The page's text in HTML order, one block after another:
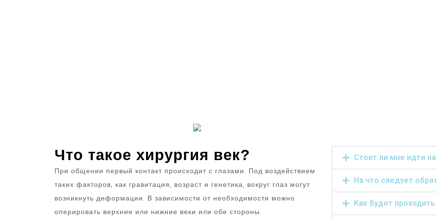
Что такое хирургия век?
При общении первый контакт происходит с глазами. Под воздействием
таких факторов, как гравитация, возраст и генетика, вокруг глаз могут
возникнуть деформации. В зависимости от необходимости можно
оперировать верхние или нижние веки или обе стороны.
Стоит ли мне идти
На что следует
Как будет